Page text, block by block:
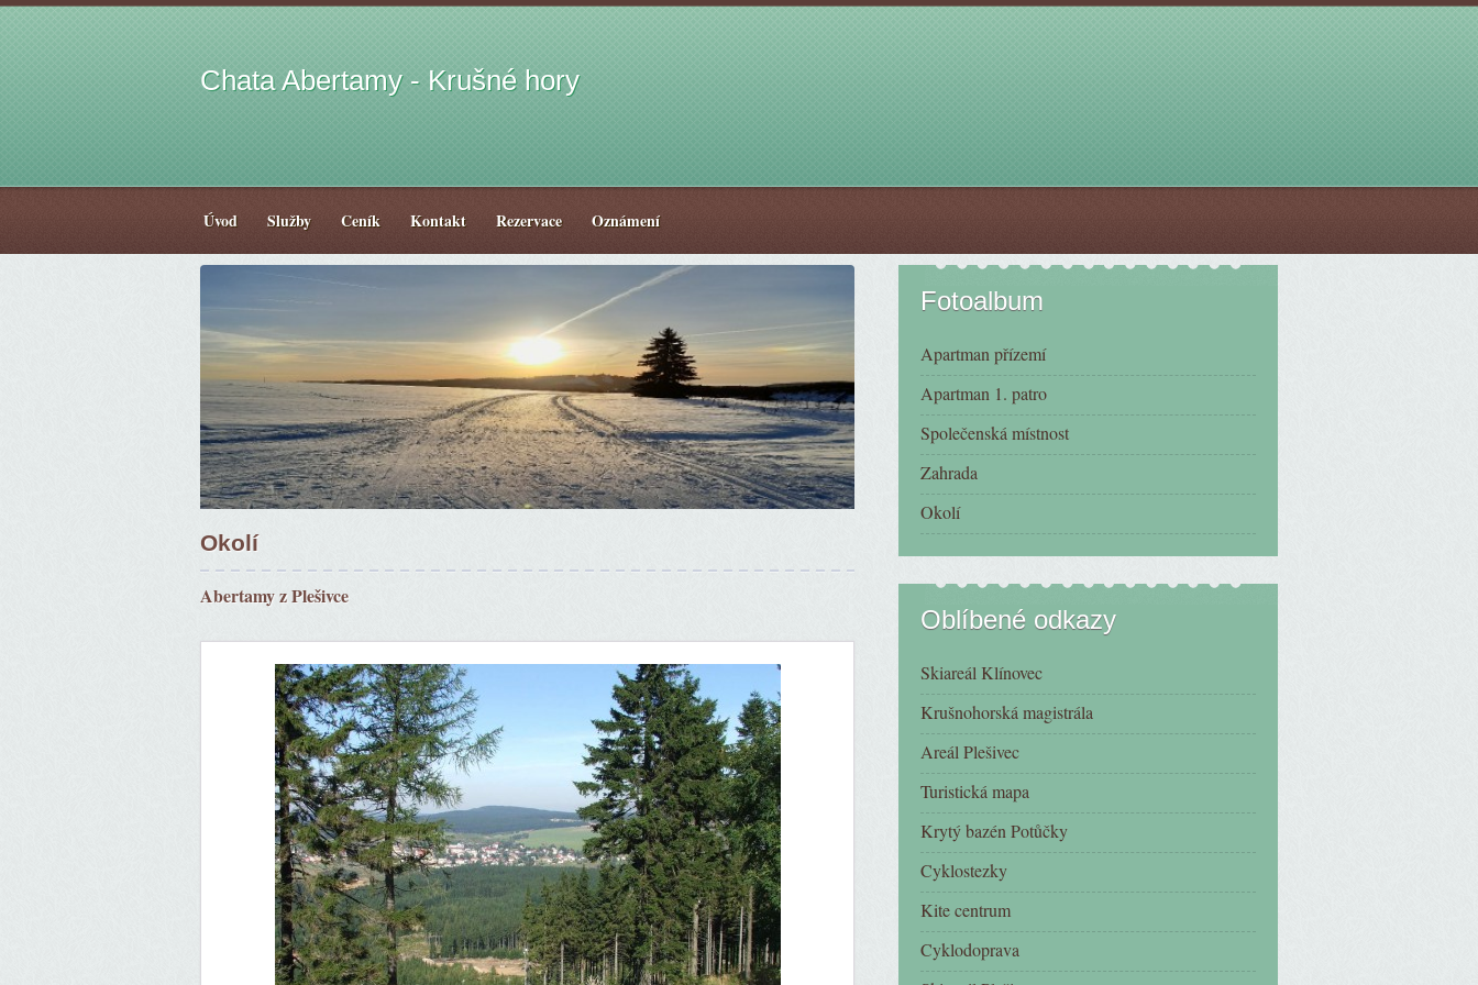
Chata Abertamy - Krušné hory
Úvod Služby Ceník Kontakt Rezervace Oznámení
Okolí
Abertamy z Plešivce
Fotoalbum
Apartman přízemí
Apartman 1. patro
Společenská místnost
Zahrada
Okolí
Oblíbené odkazy
Skiareál Klínovec
Krušnohorská magistrála
Areál Plešivec
Turistická mapa
Krytý bazén Potůčky
Cyklostezky
Kite centrum
Cyklodoprava